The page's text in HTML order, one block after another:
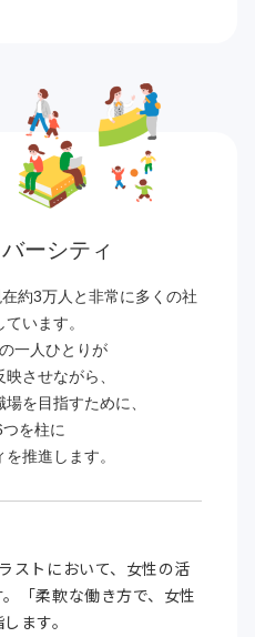
ーシティ
約3万人と非常に多くの社
います。
一人ひとりが
させながら、
を目指すために、
を柱に
推進します。
ストにおいて、女性の活
「柔軟な働き方で、女性
ます。